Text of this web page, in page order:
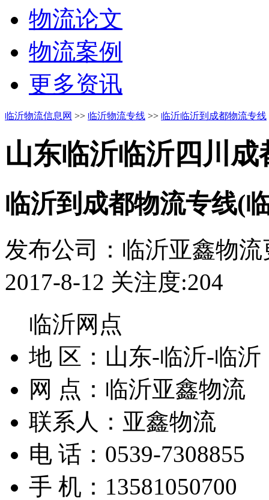
物流论文
物流案例
更多资讯
临沂物流信息网 >> 临沂物流专线 >> 临沂临沂到成都物流专线
山东临沂临沂四川成
临沂到成都物流专线(
发布公司：临沂亚鑫物流
2017-8-12 关注度:204
临沂网点
地 区： 山东-临沂-临沂
网 点： 临沂亚鑫物流
联系人： 亚鑫物流
电 话： 0539-7308855
手 机： 13581050700